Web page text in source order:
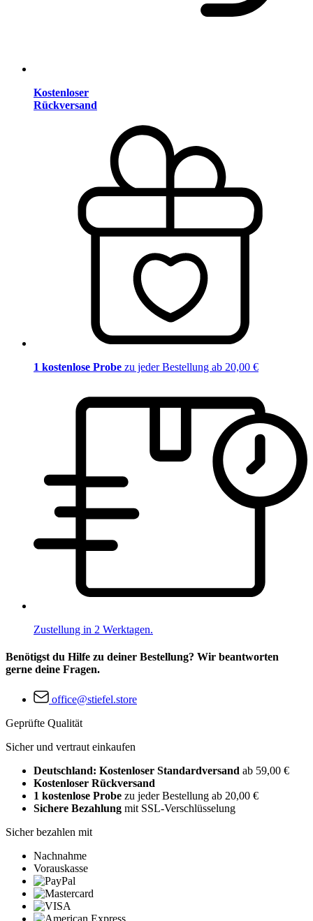
Kostenloser
Rückversand
1 kostenlose Probe zu jeder Bestellung ab 20,00 €
Zustellung in 2 Werktagen.
Benötigst du Hilfe zu deiner Bestellung? Wir beantworten
gerne deine Fragen.
office@stiefel.store
Geprüfte Qualität
Sicher und vertraut einkaufen
Deutschland: Kostenloser Standardversand ab 59,00 €
Kostenloser Rückversand
1 kostenlose Probe zu jeder Bestellung ab 20,00 €
Sichere Bezahlung mit SSL-Verschlüsselung
Sicher bezahlen mit
Nachnahme
Vorauskasse